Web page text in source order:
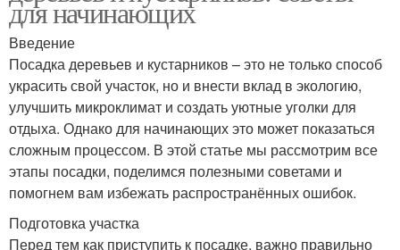
для начинающих
Введение
Посадка деревьев и кустарников – это не только способ
украсить свой участок, но и внести вклад в экологию,
улучшить микроклимат и создать уютные уголки для
отдыха. Однако для начинающих это может показаться
сложным процессом. В этой статье мы рассмотрим все
этапы посадки, поделимся полезными советами и
помогнем вам избежать распространённых ошибок.
Подготовка участка
Перед тем как приступить к посадке, важно правильно